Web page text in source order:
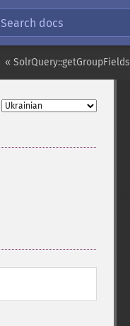
Search docs
« SolrQuery::getGroupFields